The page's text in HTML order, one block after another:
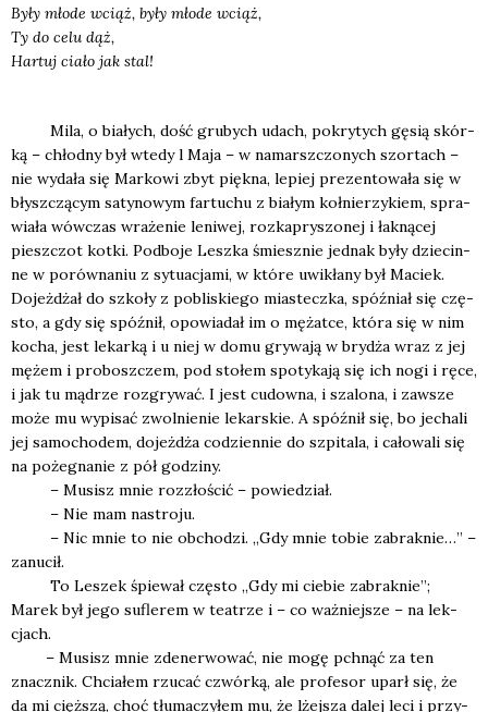
Były mło­de wciąż, były mło­de wciąż,
Ty do celu dąż,
Har­tuj cia­ło jak stal!
Mila, o bia­łych, dość gru­bych udach, pokry­tych gęsią skór­
ką – chłod­ny był wte­dy l Maja – w namarsz­czo­nych szor­tach –
nie wyda­ła się Mar­ko­wi zbyt pięk­na, lepiej pre­zen­to­wa­ła się w
błysz­czą­cym saty­no­wym far­tu­chu z bia­łym koł­nie­rzy­kiem, spra­
wia­ła wów­czas wra­że­nie leni­wej, roz­ka­pry­szo­nej i łak­ną­cej
piesz­czot kot­ki. Pod­bo­je Lesz­ka śmiesz­nie jed­nak były dzie­cin­
ne w porów­na­niu z sytu­acja­mi, w któ­re uwi­kła­ny był Maciek.
Dojeż­dżał do szko­ły z pobli­skie­go mia­stecz­ka, spóź­niał się czę­
sto, a gdy się spóź­nił, opo­wia­dał im o mężat­ce, któ­ra się w nim
kocha, jest lekar­ką i u niej w domu gry­wa­ją w bry­dża wraz z jej
mężem i pro­bosz­czem, pod sto­łem spo­ty­ka­ją się ich nogi i ręce,
i jak tu mądrze roz­gry­wać. I jest cudow­na, i sza­lo­na, i zawsze
może mu wypi­sać zwol­nie­nie lekar­skie. A spóź­nił się, bo jecha­li
jej samo­cho­dem, dojeż­dża codzien­nie do szpi­ta­la, i cało­wa­li się
na poże­gna­nie z pół godzi­ny.
– Musisz mnie roz­zło­ścić – powie­dział.
– Nie mam nastro­ju.
– Nic mnie to nie obcho­dzi. „Gdy mnie tobie zabrak­nie…” –
zanu­cił.
To Leszek śpie­wał czę­sto „Gdy mi cie­bie zabrak­nie”;
Marek był jego sufle­rem w teatrze i – co waż­niej­sze – na lek­
cjach.
– Musisz mnie zde­ner­wo­wać, nie mogę pchnąć za ten
znacz­nik. Chcia­łem rzu­cać czwór­ką, ale pro­fe­sor uparł się, że
da mi cięż­szą, choć tłu­ma­czy­łem mu, że lżej­sza dalej leci i przy­